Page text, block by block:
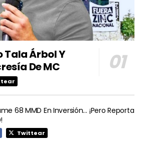
Tala Árbol Y
De MC
68 MMD En Inversión… ¡Pero Reporta
Twittear